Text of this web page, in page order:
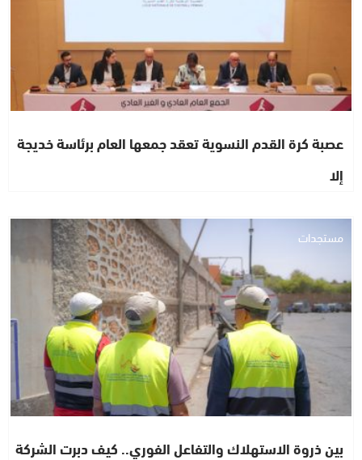
عصبة كرة القدم النسوية تعقد جمعها العام برئاسة خديجة
إلا
مستجدات
بين ذروة الاستهلاك والتفاعل الفوري.. كيف دبرت الشركة